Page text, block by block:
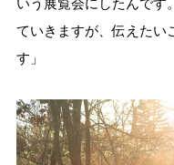
ていきますが、伝えたい
す」